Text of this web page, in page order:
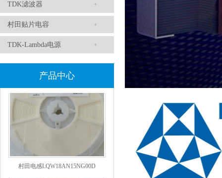
TDK滤波器
村田贴片电容
TDK-Lambda电源
产品中心
村田磁珠BLM18AG102SH1D
村田电感LQW18AN15NG00D